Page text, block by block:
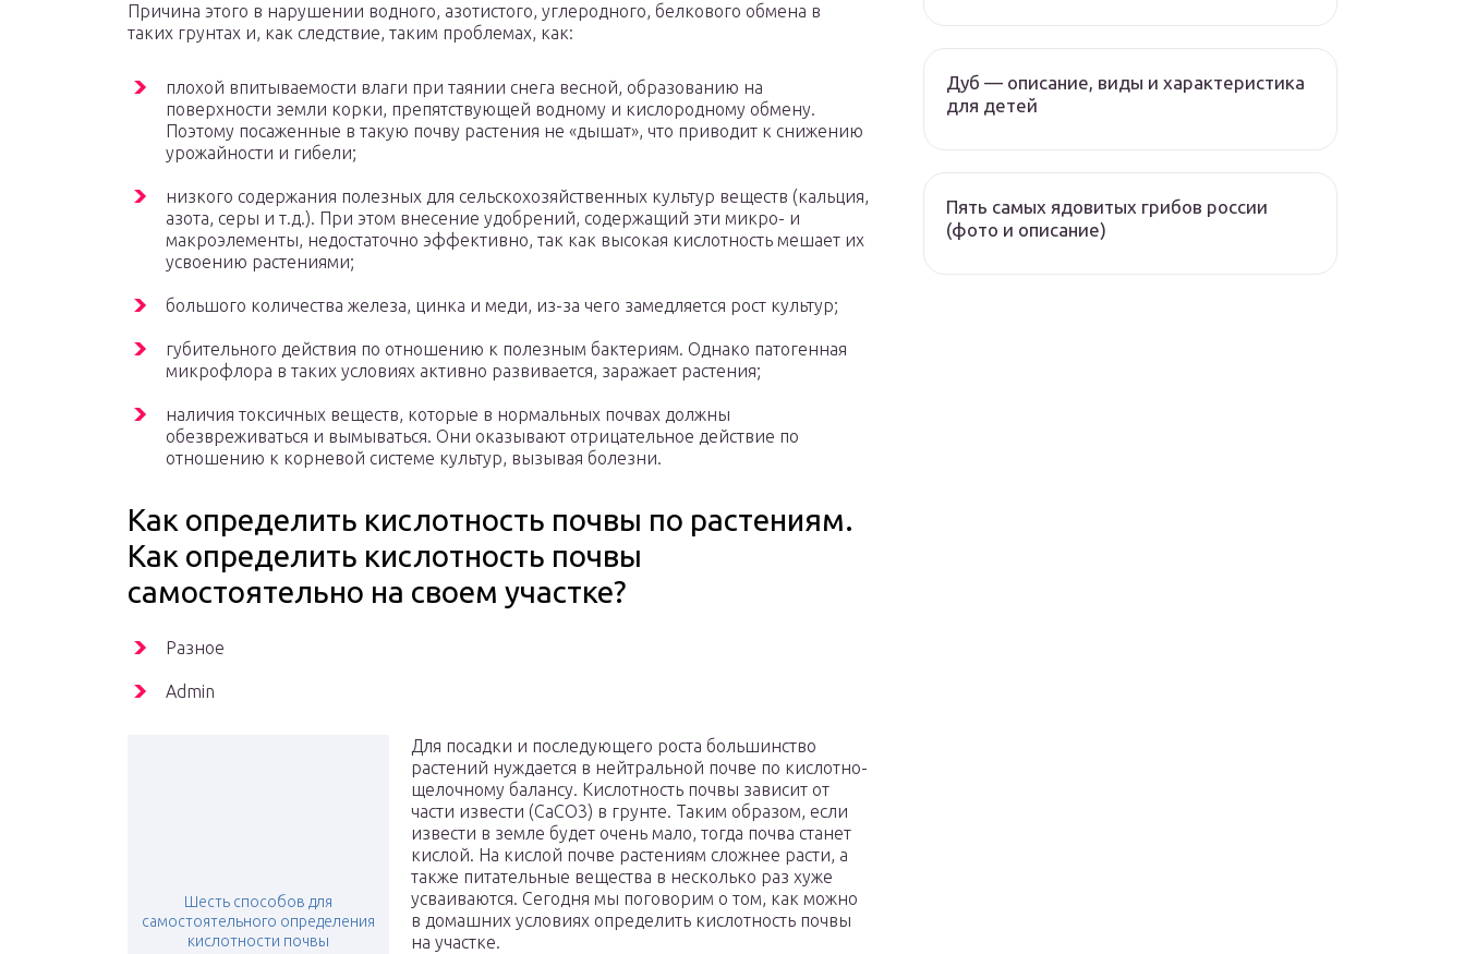
Причина этого в нарушении водного, азотистого, углеродного, белкового обмена в
таких грунтах и, как следствие, таким проблемах, как:
плохой впитываемости влаги при таянии снега весной, образованию на
поверхности земли корки, препятствующей водному и кислородному обмену.
Поэтому посаженные в такую почву растения не «дышат», что приводит к снижению
урожайности и гибели;
низкого содержания полезных для сельскохозяйственных культур веществ (кальция,
азота, серы и т.д.). При этом внесение удобрений, содержащий эти микро- и
макроэлементы, недостаточно эффективно, так как высокая кислотность мешает их
усвоению растениями;
большого количества железа, цинка и меди, из-за чего замедляется рост культур;
губительного действия по отношению к полезным бактериям. Однако патогенная
микрофлора в таких условиях активно развивается, заражает растения;
наличия токсичных веществ, которые в нормальных почвах должны
обезвреживаться и вымываться. Они оказывают отрицательное действие по
отношению к корневой системе культур, вызывая болезни.
Как определить кислотность почвы по растениям.
Как определить кислотность почвы
самостоятельно на своем участке?
Разное
Admin
Шесть способов для
самостоятельного определения
кислотности почвы
Для посадки и последующего роста большинство
растений нуждается в нейтральной почве по кислотно-
щелочному балансу. Кислотность почвы зависит от
части извести (CaCO3) в грунте. Таким образом, если
извести в земле будет очень мало, тогда почва станет
кислой. На кислой почве растениям сложнее расти, а
также питательные вещества в несколько раз хуже
усваиваются. Сегодня мы поговорим о том, как можно
в домашних условиях определить кислотность почвы
на участке.
Дуб — описание, виды и характеристика
для детей
Пять самых ядовитых грибов россии
(фото и описание)